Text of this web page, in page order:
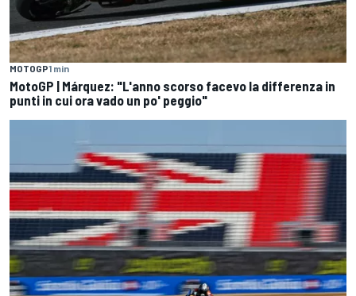
MOTOGP1 min
MotoGP | Márquez: "L'anno scorso facevo la differenza in
punti in cui ora vado un po' peggio"